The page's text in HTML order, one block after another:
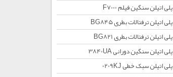
پلی اتیلن سنگین فیلم F7000
پلی اتیلن ترفتالات بطری BG845
پلی اتیلن ترفتالات بطری BG821
پلی اتیلن سنگین دورانی 3840UA
پلی اتیلن سبک خطی 0209KJ